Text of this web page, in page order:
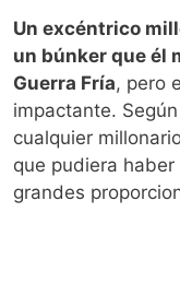
Un excéntrico
un búnker que él
Guerra Fría, pero
impactante.
cualquier
que pudiera
grandes